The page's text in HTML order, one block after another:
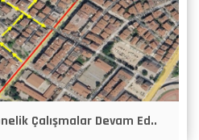
Çalışmalar Devam Ed..